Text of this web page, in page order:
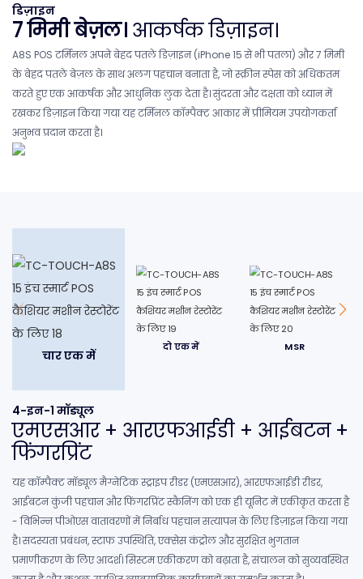
डिज़ाइन
7 मिमी बेज़ल। आकर्षक डिज़ाइन।
A8S POS टर्मिनल अपने बेहद पतले डिज़ाइन (iPhone 15 से भी पतला) और 7 मिमी
के बेहद पतले बेज़ल के साथ अलग पहचान बनाता है, जो स्क्रीन स्पेस को अधिकतम
करते हुए एक आकर्षक और आधुनिक लुक देता है। सुंदरता और दक्षता को ध्यान में
रखकर डिज़ाइन किया गया यह टर्मिनल कॉम्पैक्ट आकार में प्रीमियम उपयोगकर्ता
अनुभव प्रदान करता है।
चार एक में
दो एक में MSR
4-इन-1 मॉड्यूल
एमएसआर + आरएफआईडी + आईबटन +
फिंगरप्रिंट
यह कॉम्पैक्ट मॉड्यूल मैग्नेटिक स्ट्राइप रीडर (एमएसआर), आरएफआईडी रीडर,
आईबटन कुंजी पहचान और फिंगरप्रिंट स्कैनिंग को एक ही यूनिट में एकीकृत करता है
- विभिन्न पीओएस वातावरणों में निर्बाध पहचान सत्यापन के लिए डिज़ाइन किया गया
है। सदस्यता प्रबंधन, स्टाफ उपस्थिति, एक्सेस कंट्रोल और सुरक्षित भुगतान
प्रमाणीकरण के लिए आदर्श। सिस्टम एकीकरण को बढ़ाता है, संचालन को सुव्यवस्थित